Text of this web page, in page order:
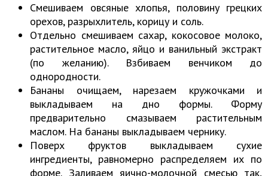
Смешиваем овсяные хлопья, половину грецких
орехов, разрыхлитель, корицу и соль.
Отдельно смешиваем сахар, кокосовое молоко,
растительное масло, яйцо и ванильный экстракт
(по желанию). Взбиваем венчиком до
однородности.
Бананы очищаем, нарезаем кружочками и
выкладываем на дно формы. Форму
предварительно смазываем растительным
маслом. На бананы выкладываем чернику.
Поверх фруктов выкладываем сухие
ингредиенты, равномерно распределяем их по
форме. Заливаем яично-молочной смесью так,